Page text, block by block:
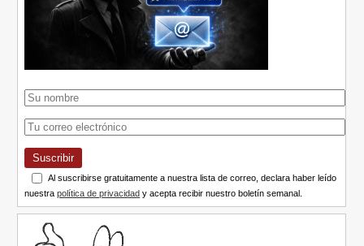
Suscribir
Al suscribirse gratuitamente a nuestra lista de correo, declara haber leído
nuestrapolítica de privacidad y acepta recibir nuestro boletín semanal.